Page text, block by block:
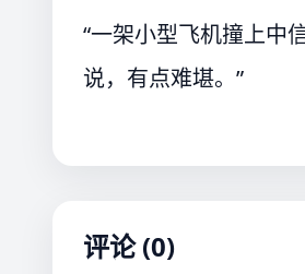
“一架小型飞机撞上中
说，有点难堪。”
评论 (0)